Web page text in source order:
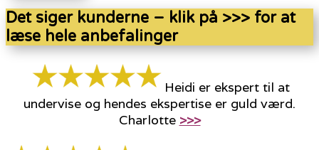
Det siger kunderne – klik på >>> for at
læse hele anbefalinger
Heidi er ekspert til at
undervise og hendes ekspertise er guld værd.
Charlotte >>>